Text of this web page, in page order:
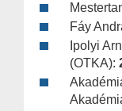
Fáy
Ipolyi
(OTKA):